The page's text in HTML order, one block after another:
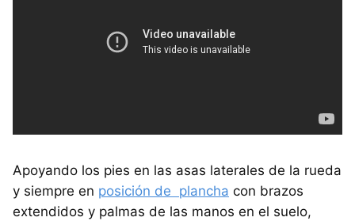
Apoyando los pies en las asas laterales de la rueda
y siempre en posición de plancha con brazos
extendidos y palmas de las manos en el suelo,